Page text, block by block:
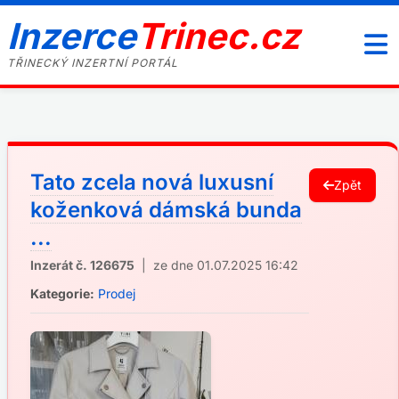
InzerceTrinec.cz
TŘINECKÝ INZERTNÍ PORTÁL
Tato zcela nová luxusní
koženková dámská bunda
...
Inzerát č. 126675 | ze dne 01.07.2025 16:42
Kategorie: Prodej
Zpět